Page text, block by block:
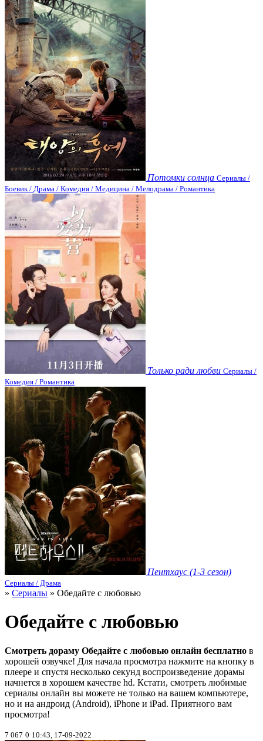
Потомки солнца Сериалы /
Боевик / Драма / Комедия / Медицина / Мелодрама / Романтика
Только ради любви Сериалы /
Комедия / Романтика
Пентхаус (1-3 сезон)
Сериалы / Драма
» Сериалы » Обедайте с любовью
Обедайте с любовью
Смотреть дораму Обедайте с любовью онлайн бесплатно в
хорошей озвучке! Для начала просмотра нажмите на кнопку в
плеере и спустя несколько секунд воспроизведение дорамы
начнется в хорошем качестве hd. Кстати, смотреть любимые
сериалы онлайн вы можете не только на вашем компьютере,
но и на андроид (Android), iPhone и iPad. Приятного вам
просмотра!
7 067 0 10:43, 17-09-2022